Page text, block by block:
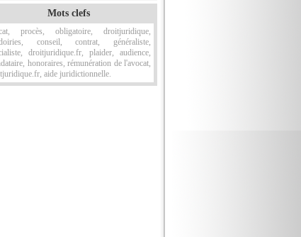
Mots clefs
procès, obligatoire, droitjuridique,
conseil, contrat, généraliste,
droitjuridique.fr, plaider, audience,
honoraires, rémunération de l'avocat,
aide juridictionnelle.